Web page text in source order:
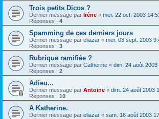
Trois petits Dicos ?
Dernier message par Irène « mer. 22 oct. 2003
Réponses : 4
Spamming de ces derniers jours
Dernier message par eliazar « mer. 03 sept. 2003
Réponses : 3
Rubrique ramifiée ?
Dernier message par Catherine « dim. 24 août 2003
Réponses : 2
Adieu...
Dernier message par Antoine « dim. 24 août 2003
Réponses : 10
A Katherine.
Dernier message par eliazar « sam. 16 août 2003